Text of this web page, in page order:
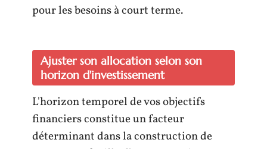
pour les besoins à court terme.
Ajuster son allocation selon son
horizon d'investissement
L'horizon temporel de vos objectifs
financiers constitue un facteur
déterminant dans la construction de